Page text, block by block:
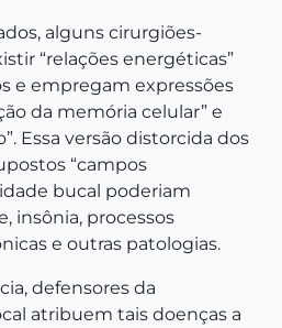
alguns cirurgiões-
“relações energéticas”
e empregam expressões
da memória celular” e
Essa versão distorcida dos
“campos
bucal poderiam
insônia, processos
e outras patologias.
defensores da
atribuem tais doenças a